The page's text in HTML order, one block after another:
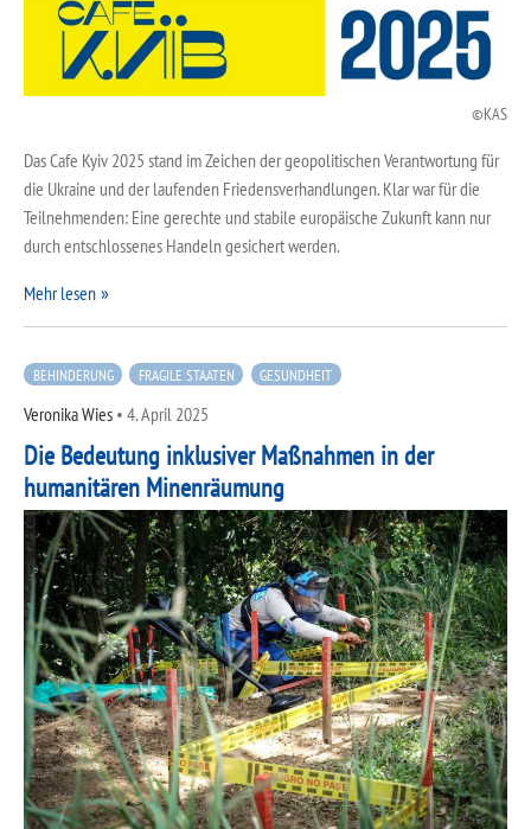
KAS
Das Cafe Kyiv 2025 stand im Zeichen der geopolitischen Verantwortung für
die Ukraine und der laufenden Friedensverhandlungen. Klar war für die
Teilnehmenden: Eine gerechte und stabile europäische Zukunft kann nur
durch entschlossenes Handeln gesichert werden.
Mehr lesen
BEHINDERUNG FRAGILE STAATEN GESUNDHEIT
Veronika Wies • 4. April 2025
Die Bedeutung inklusiver Maßnahmen in der
humanitären Minenräumung